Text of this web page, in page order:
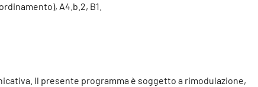
A4.b.2, B1.
Il presente programma è soggetto a rimodulazione,